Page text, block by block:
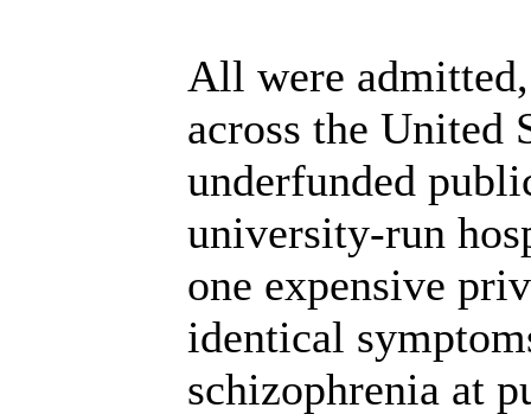
All were
across the United
underfunded
university-run
one expensive
identical
schizophrenia at